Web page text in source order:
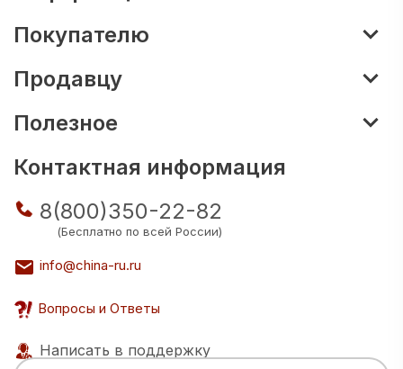
Покупателю
Продавцу
Полезное
Контактная информация
8(800)350-22-82
(Бесплатно по всей России)
info@china-ru.ru
Вопросы и Ответы
Написать в поддержку